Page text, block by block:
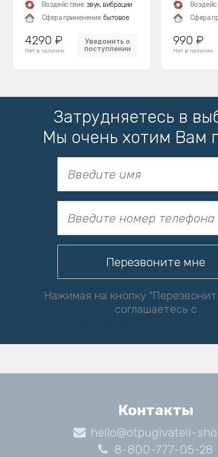
Воздействие: звук, вибрации
Сфера применения: бытовое
4290 ₽
Нет в наличии
Уведомить о
поступлении
Сфера
990 ₽
Нет в наличии
Затрудняетесь в
Мы очень хотим Вам
Нажимая на кнопку
соглашаетесь с
Контакты
hello@otpugivateli-
8-800-777-05-28